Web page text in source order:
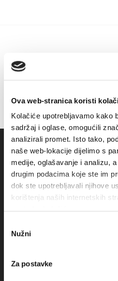
Ova web-stranica koristi
Kolačiće upotrebljavamo kako
sadržaj i oglase, omogućili
analizirali promet. Isto tako,
naše web-lokacije dijelimo s
medije, oglašavanje i analizu,
drugim podacima koje ste im
dok ste upotrebljavali njihove
korištenja naših internetskih
pristanka
Nužni
Za postavke
Obala sv. Nikole 31, Baška